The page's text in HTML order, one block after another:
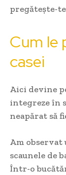
pregătește-
Cum le
casei
Aici devine
integreze în
neapărat să
Am
scaunele de
Într-o